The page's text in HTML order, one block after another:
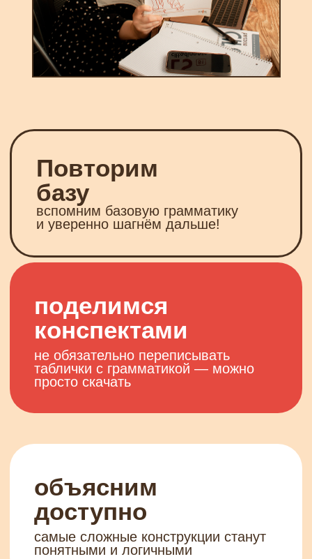
подстроим
поделимся
конспектами
отработаем
грамматику
самое нужное из уровня А2,
что хотите :)
объясним
доступно
самые сложные конструкции станут
понятными и логичными
произношение